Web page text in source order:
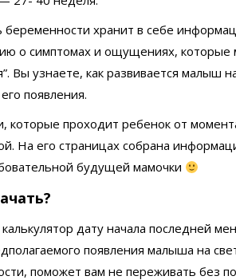
беременности хранит в себе
о симптомах и ощущениях, которые
Вы узнаете, как развивается малыш
появления.
которые проходит ребенок от
На его страницах собрана
будущей мамочки
дату начала последней
появления малыша на
поможет вам не переживать без